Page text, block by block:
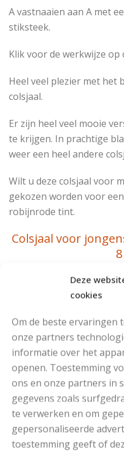
Deze
cookies
Om de beste ervaringen
onze partners
informatie over het
openen. Toestemming
ons en onze partners in
gegevens zoals
te verwerken en om
gepersonaliseerde
toestemming geeft of
A vastnaaien aan A met
stiksteek.
Klik voor de werkwijze op
Heel veel plezier met het
colsjaal.
Er zijn heel veel mooie
te krijgen. In prachtige
weer een heel andere
Wilt u deze colsjaal voor
gekozen worden voor
robijnrode tint.
Colsjaal voor
Garen
Garen
(hoeveelheid)
Garen (kosten)
Breinaalden